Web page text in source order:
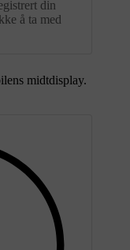
din
å ta med
midtdisplay.